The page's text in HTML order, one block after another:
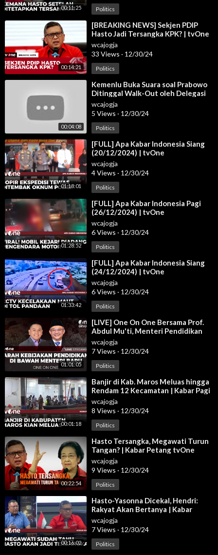
00:11:25 Politics
00:14:21
⁣[BREAKING NEWS] Sekjen PDIP
Hasto Jadi Tersangka KPK? | tvOne
wcajogja
33 Views · 12/30/24
Politics
00:04:08
⁣Kemenlu Buka Suara soal Prabowo
Ditinggal Walk-Out oleh Delegasi
KTT D-8 di Kairo | OneNews
Update
wcajogja
5 Views · 12/30/24
Politics
01:18:01
⁣[FULL] Apa Kabar Indonesia Siang
(20/12/2024) | tvOne
wcajogja
4 Views · 12/30/24
Politics
01:28:52
⁣[FULL] Apa Kabar Indonesia Pagi
(26/12/2024) | tvOne
wcajogja
6 Views · 12/30/24
Politics
01:33:42
⁣[FULL] Apa Kabar Indonesia Siang
(24/12/2024) | tvOne
wcajogja
6 Views · 12/30/24
Politics
01:01:05
⁣[LIVE] One On One Bersama Prof.
Abdul Mu'ti, Menteri Pendidikan
Dasar Dan Menengah RI | tvOne
wcajogja
7 Views · 12/30/24
Politics
00:01:18
⁣Banjir di Kab. Maros Meluas hingga
Rendam 12 Kecamatan | Kabar Pagi
tvOne
wcajogja
8 Views · 12/30/24
Politics
00:22:54
⁣Hasto Tersangka, Megawati Turun
Tangan? | Kabar Petang tvOne
wcajogja
9 Views · 12/30/24
Politics
00:16:02
⁣Hasto-Yasonna Dicekal, Hendri:
Rakyat Akan Bertanya | Kabar
Petang tvOne
wcajogja
7 Views · 12/30/24
Politics